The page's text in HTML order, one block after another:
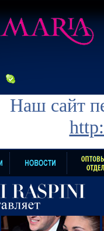
Наш сайт